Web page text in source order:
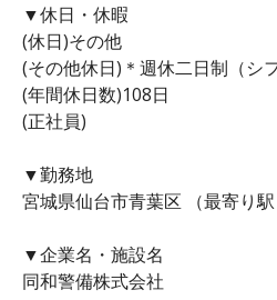
▼休日・休暇
(休日)その他
(その他休日)＊週休二日制（シ
(年間休日数)108日
(正社員)
▼勤務地
宮城県仙台市青葉区 （最寄り
▼企業名・施設名
同和警備株式会社